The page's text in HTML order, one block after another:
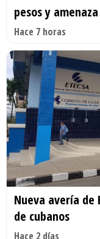
pesos y
Hace 7 horas
Nueva avería de
de cubanos
Hace 2 días